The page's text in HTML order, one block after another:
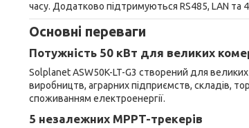
часу. Додатково підтримуються RS485, LAN та
Основні переваги
Потужність 50 кВт для великих
Solplanet ASW50K-LT-G3 створений для
виробництв, аграрних підприємств, складів,
споживанням електроенергії.
5 незалежних MPPT-трекерів